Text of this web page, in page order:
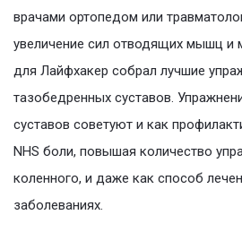
врачами ортопедом или
увеличение сил отводящих мышц и
для Лайфхакер собрал лучшие
тазобедренных суставов.
суставов советуют и как
NHS боли, повышая количество
коленного, и даже как способ
заболеваниях.